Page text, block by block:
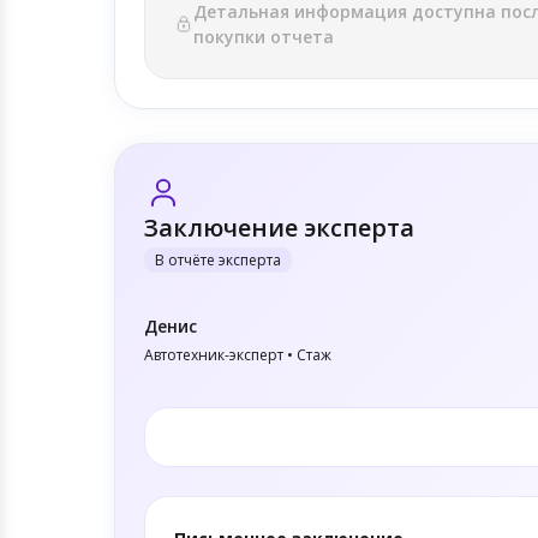
Детальная информация доступна
покупки отчета
Заключение эксперта
В отчёте эксперта
Денис
Автотехник-эксперт • Стаж